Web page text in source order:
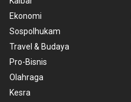
Ekonomi
Sospolhukam
Travel & Budaya
Pro-Bisnis
Olahraga
Kesra